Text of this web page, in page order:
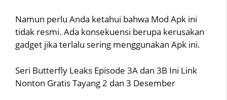
Namun perlu Anda ketahui bahwa Mod Apk ini
tidak resmi. Ada konsekuensi berupa kerusakan
gadget jika terlalu sering menggunakan Apk ini.
Seri Butterfly Leaks Episode 3A dan 3B Ini Link
Nonton Gratis Tayang 2 dan 3 Desember